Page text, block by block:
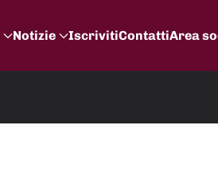
Notizie IscrivitiContattiArea